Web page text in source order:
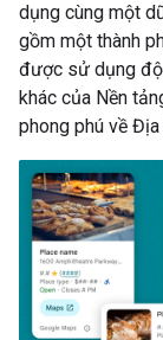
dụng cùng một
gồm một thành
được sử dụng
khác của Nền
phong phú về